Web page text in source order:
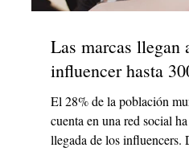
Las marcas llegan
influencer hasta
El 28% de la población
cuenta en una red social ha
llegada de los influencers.